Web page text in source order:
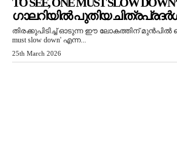
ഗാലറിയിൽ പുതിയ
തിരക്കുപിടിച്ച് ഓടുന്ന ഈ ലോകത്തിന് മുൻപിൽ
must slow down' എന്ന...
25th March 2026